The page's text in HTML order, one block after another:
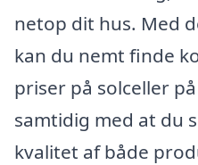
netop dit hus. Med
kan du nemt finde
priser på solceller
samtidig med at du
kvalitet af både